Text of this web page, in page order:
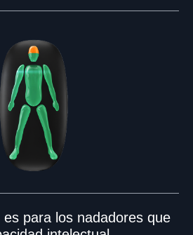
para los nadadores que